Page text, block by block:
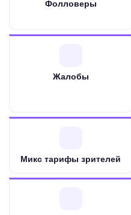
Фолловеры
Жалобы
Микс тарифы зрителей